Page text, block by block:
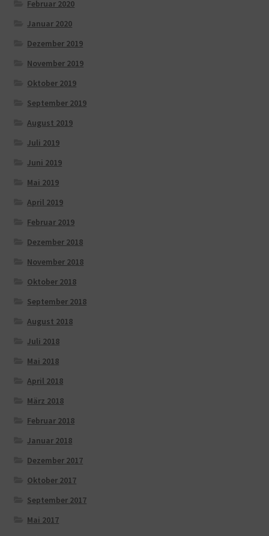
Februar 2020
Januar 2020
Dezember 2019
November 2019
Oktober 2019
September 2019
August 2019
Juli 2019
Juni 2019
Mai 2019
April 2019
Februar 2019
Dezember 2018
November 2018
Oktober 2018
September 2018
August 2018
Juli 2018
Mai 2018
April 2018
März 2018
Februar 2018
Januar 2018
Dezember 2017
Oktober 2017
September 2017
Mai 2017